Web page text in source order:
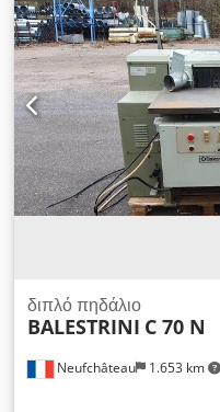
Neufchâteau 1.653 km
διπλό πηδάλιο
BALESTRINI C 70 N